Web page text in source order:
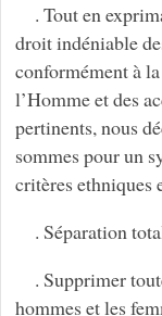
. Tout en
droit indéniable
conformément à
l’Homme et des
pertinents, nous
sommes pour un
critères ethniques
. Séparation
. Supprimer
hommes et les